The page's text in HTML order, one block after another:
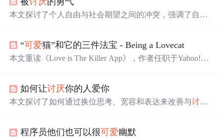
本文探讨了个人自由与社会期望之间的冲突，强调了自我
人际关系的复杂性，提倡依据个人价值观生活，而非迎合
他人期待。
“可爱猫”和它的三件法宝 - Being a Lovecat
本文重读《Love is The Killer App》，作者任职于Yahoo!。
时代精神。我们应做“可爱猫”，发现
如何让讨厌你的人爱你
本文探讨了如何通过换位思考、宽容和表达来改善与讨厌
程序员他们也可以很可爱幽默